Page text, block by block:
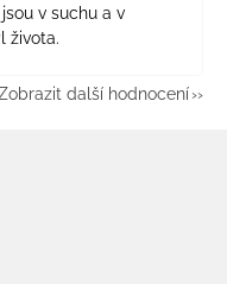
v suchu a v
života.
další hodnocení